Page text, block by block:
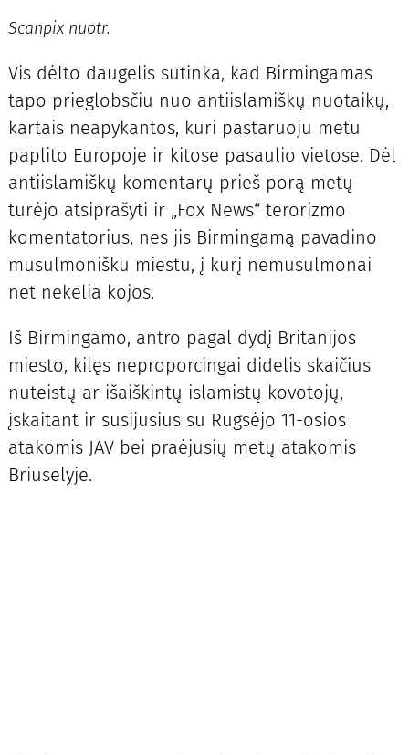
Scanpix nuotr.
Vis dėlto daugelis sutinka, kad Birmingamas
tapo prieglobsčiu nuo antiislamiškų nuotaikų,
kartais neapykantos, kuri pastaruoju metu
paplito Europoje ir kitose pasaulio vietose. Dėl
antiislamiškų komentarų prieš porą metų
turėjo atsiprašyti ir „Fox News“ terorizmo
komentatorius, nes jis Birmingamą pavadino
musulmonišku miestu, į kurį nemusulmonai
net nekelia kojos.
Iš Birmingamo, antro pagal dydį Britanijos
miesto, kilęs neproporcingai didelis skaičius
nuteistų ar išaiškintų islamistų kovotojų,
įskaitant ir susijusius su Rugsėjo 11-osios
atakomis JAV bei praėjusių metų atakomis
Briuselyje.